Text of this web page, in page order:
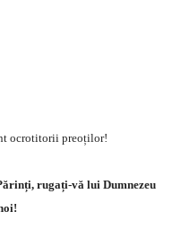
ocrotitorii preoților!
rugați-vă lui Dumnezeu